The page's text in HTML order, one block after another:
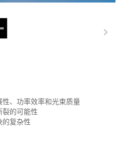
、功率效率和光束质量
裂的可能性
的复杂性